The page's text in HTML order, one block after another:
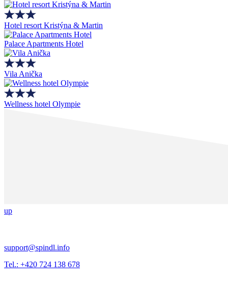
Hotel resort Kristýna & Martin
Palace Apartments Hotel
Vila Anička
Wellness hotel Olympie
up
support@spindl.info
Tel.: +420 724 138 678